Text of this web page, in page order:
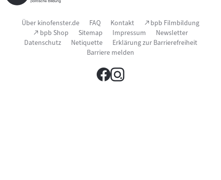
Seitenfußnavigation
Über kinofenster.de FAQ Kontakt (Link
öffnet
im
neuen
bpb Filmbildung
(Link
öffnet
im
bpb Shop Sitemap Impressum
Newsletter
Datenschutz
Netiquette
Erklärung zur Barrierefreiheit
Barriere melden